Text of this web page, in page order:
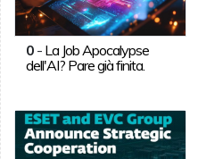
0- La Job Apocalypse
dell'AI? Pare già finita.